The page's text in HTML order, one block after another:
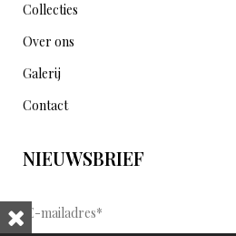
Collecties
Over ons
Galerij
Contact
NIEUWSBRIEF
E
-